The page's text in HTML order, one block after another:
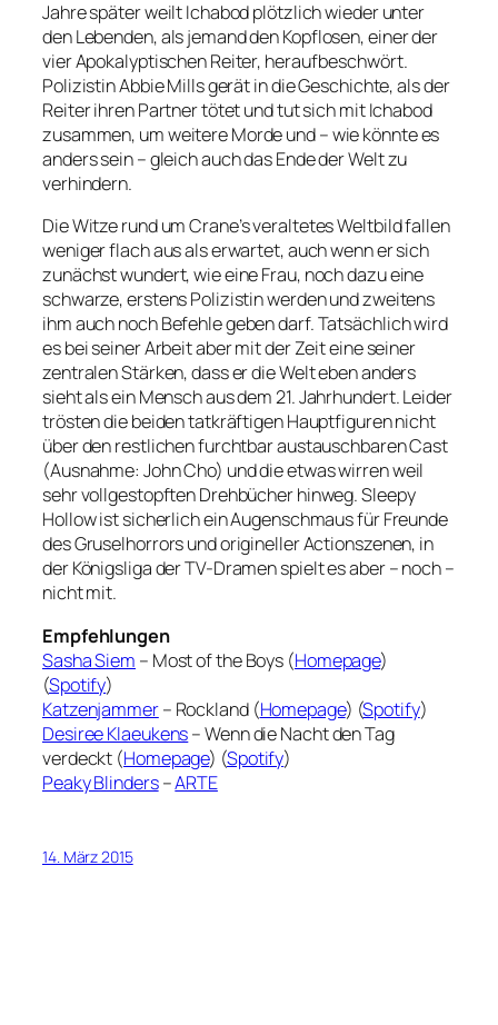
Jahre später weilt Ichabod plötzlich wieder unter
den Lebenden, als jemand den Kopflosen, einer der
vier Apokalyptischen Reiter, heraufbeschwört.
Polizistin Abbie Mills gerät in die Geschichte, als der
Reiter ihren Partner tötet und tut sich mit Ichabod
zusammen, um weitere Morde und – wie könnte es
anders sein – gleich auch das Ende der Welt zu
verhindern.
Die Witze rund um Crane’s veraltetes Weltbild fallen
weniger flach aus als erwartet, auch wenn er sich
zunächst wundert, wie eine Frau, noch dazu eine
schwarze, erstens Polizistin werden und zweitens
ihm auch noch Befehle geben darf. Tatsächlich wird
es bei seiner Arbeit aber mit der Zeit eine seiner
zentralen Stärken, dass er die Welt eben anders
sieht als ein Mensch aus dem 21. Jahrhundert. Leider
trösten die beiden tatkräftigen Hauptfiguren nicht
über den restlichen furchtbar austauschbaren Cast
(Ausnahme: John Cho) und die etwas wirren weil
sehr vollgestopften Drehbücher hinweg. Sleepy
Hollow ist sicherlich ein Augenschmaus für Freunde
des Gruselhorrors und origineller Actionszenen, in
der Königsliga der TV-Dramen spielt es aber – noch –
nicht mit.
Empfehlungen
Sasha Siem – Most of the Boys (Homepage)
(Spotify)
Katzenjammer– Rockland (Homepage) (Spotify)
Desiree Klaeukens– Wenn die Nacht den Tag
verdeckt (Homepage) (Spotify)
Peaky Blinders–ARTE
14. März 2015